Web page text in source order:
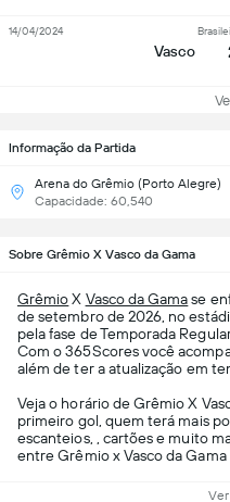
Informação da Partida
Arena do Grêmio (Porto Alegre)
Capacidade: 60,540
Vasco
14/04/2024
Sobre Grêmio X Vasco da Gama
GrêmioX Vasco da Gamase
de setembro de 2026, no
pela fase de Temporada
Com o 365Scores você
além de ter a atualização em
Veja o horário de Grêmio X
primeiro gol, quem terá mais
escanteios, , cartões e muito
entre Grêmio x Vasco da Gama